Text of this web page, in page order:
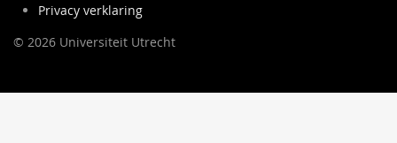
Privacy verklaring
© 2026 Universiteit Utrecht